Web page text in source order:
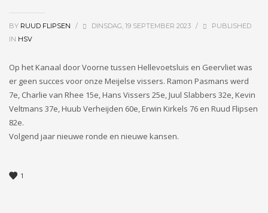
BY RUUD FLIPSEN / DINSDAG, 19 SEPTEMBER 2023 /
PUBLISHED
IN HSV
Op het Kanaal door Voorne tussen Hellevoetsluis en Geervliet was
er geen succes voor onze Meijelse vissers. Ramon Pasmans werd
7e, Charlie van Rhee 15e, Hans Vissers 25e, Juul Slabbers 32e, Kevin
Veltmans 37e, Huub Verheijden 60e, Erwin Kirkels 76 en Ruud Flipsen
82e.
Volgend jaar nieuwe ronde en nieuwe kansen.
1